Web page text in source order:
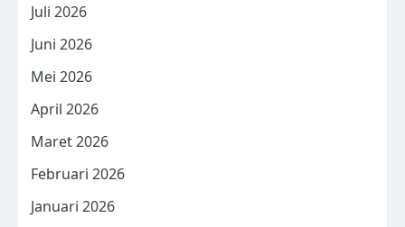
Juli 2026
Juni 2026
Mei 2026
April 2026
Maret 2026
Februari 2026
Januari 2026